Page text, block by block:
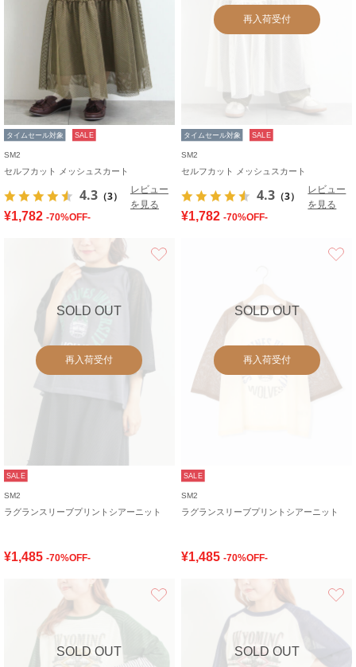
タイムセール対象 SALE
SM2
セルフカット メッシュスカート
4.3 （3）
レビュー
を見る
¥1,782 -70%OFF-
再入荷受付
タイムセール対象 SALE
SM2
セルフカット メッシュスカート
4.3 （3）
レビュー
を見る
¥1,782 -70%OFF-
SOLD OUT
再入荷受付
SALE
SM2
ラグランスリーブプリントシアーニット
¥1,485 -70%OFF-
SOLD OUT
再入荷受付
SALE
SM2
ラグランスリーブプリントシアーニット
¥1,485 -70%OFF-
SOLD OUT SOLD OUT